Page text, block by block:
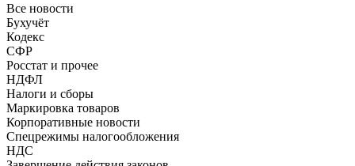
Все новости
Бухучёт
Кодекс
СФР
Росстат и прочее
НДФЛ
Налоги и сборы
Маркировка товаров
Корпоративные новости
Спецрежимы налогообложения
НДС